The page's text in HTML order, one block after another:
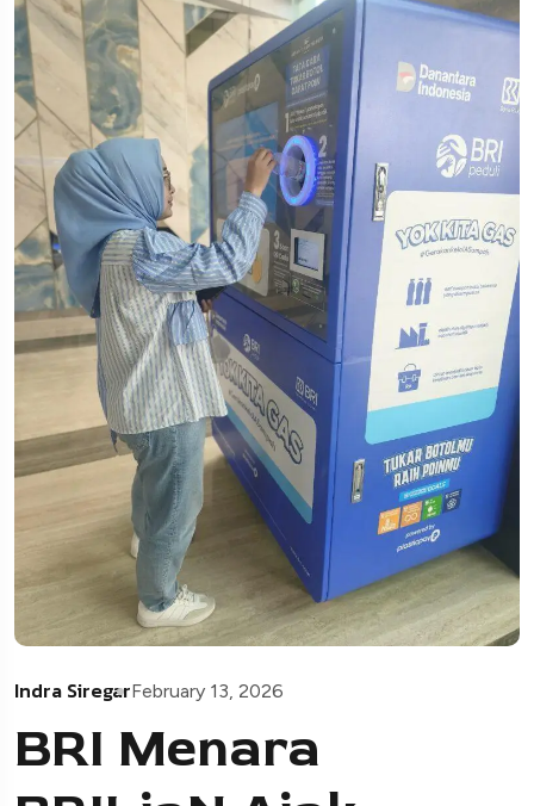
Indra SiregarFebruary 13, 2026
BRI Menara